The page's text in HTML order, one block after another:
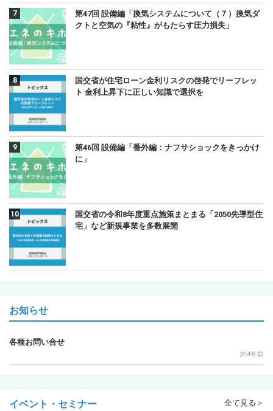
第47回 設備編「換気システムについて（７）換気ダ
クトと空気の『粘性』がもたらす圧力損失」
国交省が住宅ローン金利リスクの啓発でリーフレッ
ト 金利上昇下に正しい知識で選択を
第46回 設備編「番外編：ナフサショックをきっかけ
に」
国交省の令和8年度重点施策まとまる「2050先導型住
宅」など新規事業を多数展開
お知らせ
各種お問い合せ
約4年前
イベント・セミナー 全て見る＞